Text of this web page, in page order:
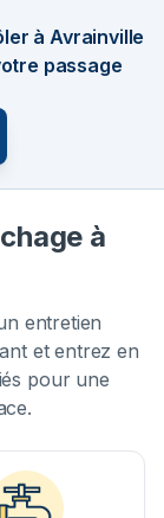
à Avrainville
passage
à
entretien
et entrez en
pour une